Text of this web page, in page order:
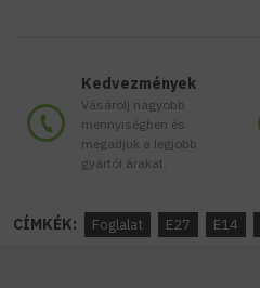
Kedvezmények
Vásárolj nagyobb
mennyiségben és
megadjuk a legjobb
gyártói árakat.
CÍMKÉK: Foglalat E27 E14